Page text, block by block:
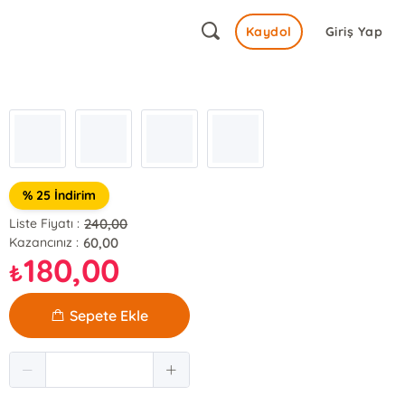
Giriş Yap
Kaydol
% 25 İndirim
Liste Fiyatı : 240,00
Kazancınız : 60,00
₺180,00
Sepete Ekle